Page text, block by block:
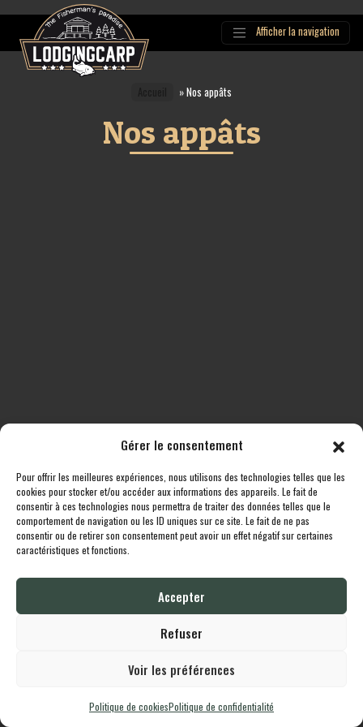
Gérer le consentement
Pour offrir les meilleures expériences, nous utilisons des technologies telles que les
cookies pour stocker et/ou accéder aux informations des appareils. Le fait de
consentir à ces technologies nous permettra de traiter des données telles que le
comportement de navigation ou les ID uniques sur ce site. Le fait de ne pas
consentir ou de retirer son consentement peut avoir un effet négatif sur certaines
caractéristiques et fonctions.
Accepter
Refuser
Voir les préférences
Politique de cookiesPolitique de confidentialité
Main
Navigation
Afficher la navigation
»Nos appâts
Nos appâts
Toutes les destinations Boutique Le cheptel Contact
Lodgingcarppropulsé fièrement par Une créationWhornat.com | Mentions
Légales | Politique de confidentialité
English Français